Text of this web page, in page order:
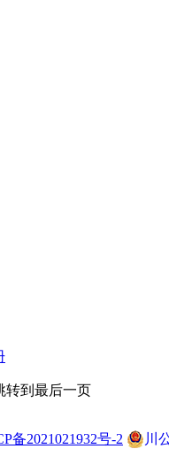
转到最后一页
备2021021932号-2 川